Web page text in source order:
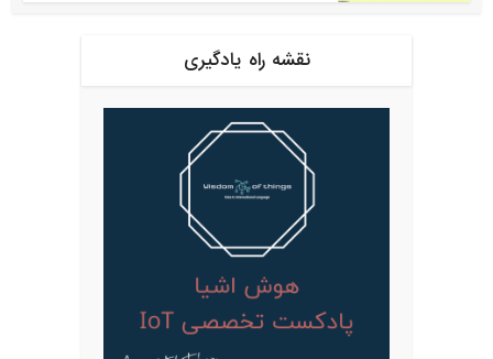
نقشه راه یادگیری